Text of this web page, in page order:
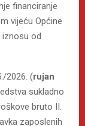
financiranje
vijeću Općine
iznosu od
2026. (rujan
sukladno
bruto II.
zaposlenih